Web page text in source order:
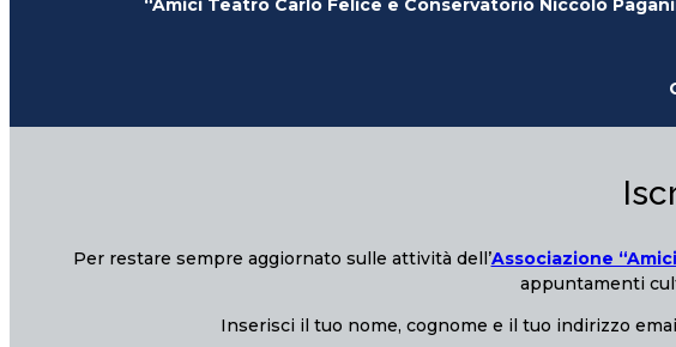
Per restare sempre aggiornato sulle attività dell’Associazione
appuntamenti
Inserisci il tuo nome, cognome e il tuo indirizzo